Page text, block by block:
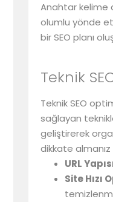
Anahtar kelime
olumlu yönde
bir SEO planı
Teknik
Teknik SEO
sağlayan
geliştirerek
dikkate
URL
Site Hızı